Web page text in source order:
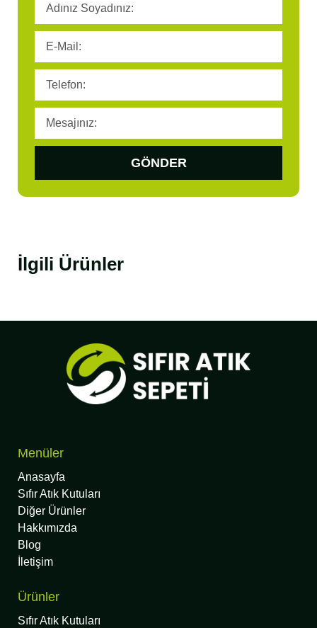
GÖNDER
İlgili Ürünler
Menüler
Anasayfa
Sıfır Atık Kutuları
Diğer Ürünler
Hakkımızda
Blog
İletişim
Ürünler
Sıfır Atık Kutuları